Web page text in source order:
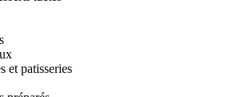
et patisseries